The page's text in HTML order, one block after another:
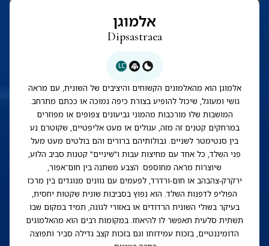
אלמוגן
Dipsastraea
LC
אלמוגן הוא מהאלמוגים הקשוחים והיציבים של השונית, עם מראה
גושי ומעוגל, שיכול להופיע בצורת כיפה נמוכה או ככתם מתרחב.
המושבות שלו מורכבות מהמוני גביעונים צפופים או מפוזרים
במרחקים קטנים זה מזה, עגולים או מעט אליפטיים, שקוטרם נע
בין סנטימטר לשניים. גבולותיהם ברורים והם בולטים מעט מעל
פני השלד, כל אחד עם מחיצות עבות ו"שיניים" קטנות סביב הלוע,
שיוצרות מראה מחוספס. הצבע משתנה בין חום־אפור,
ירקרק-צהבהב או חום-ורדרד, לפעמים עם גוונים מנוגדים בין מרכז
הפוליפ לדפנות השלד. הוא נפוץ בסביבות שונית שקטות יחסית,
בעיקר בשולי השונית הרדודים או באזורי לגונה, תמיד במקום שבו
תשתית סלעית תאפשר לו להיאחז. במקומות רבים הוא מהאלמוגים
הדומיננטיים, בזכות עמידותו וגם בזכות קצב גדילה סביר ותפוצה